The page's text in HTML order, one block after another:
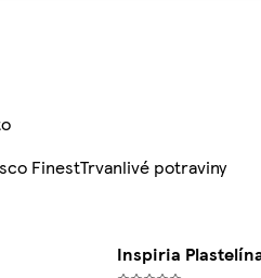
FinestTrvanlivé potraviny
Inspiria